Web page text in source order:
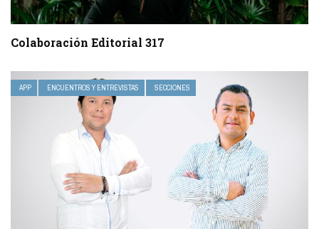
Colaboración Editorial 317
APP ENCUENTROS Y ENTREVISTAS SECCIONES